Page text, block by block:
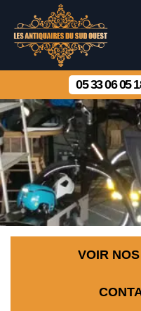
05 33 06 05
VOIR